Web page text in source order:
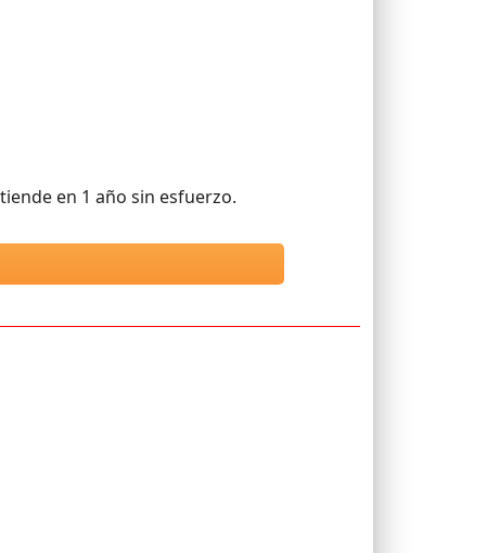
en 1 año sin esfuerzo.